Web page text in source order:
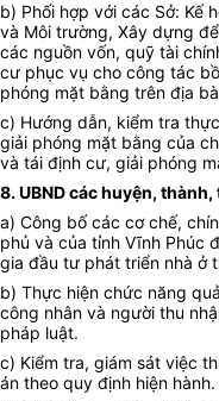
b) Phối hợp với các Sở: Kế
và Môi trường, Xây dựng
các nguồn vốn, quỹ tài
cư phục vụ cho công tác
phóng mặt bằng trên địa
c) Hướng dẫn, kiểm tra
giải phóng mặt bằng của
và tái định cư, giải phóng
8. UBND các huyện, thành,
a) Công bố các cơ chế,
phủ và của tỉnh Vĩnh Phúc
gia đầu tư phát triển nhà ở
b) Thực hiện chức năng
công nhân và người thu
pháp luật.
c) Kiểm tra, giám sát việc
án theo quy định hiện hành.